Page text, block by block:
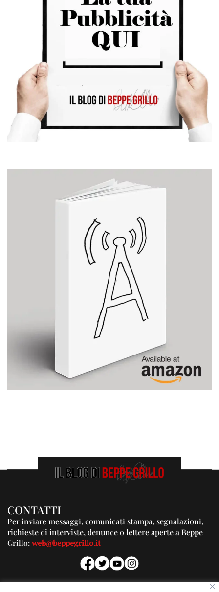
CONTATTI
Per inviare messaggi, comunicati stampa, segnalazioni,
richieste di interviste, denunce o lettere aperte a Beppe
Grillo:web@beppegrillo.it